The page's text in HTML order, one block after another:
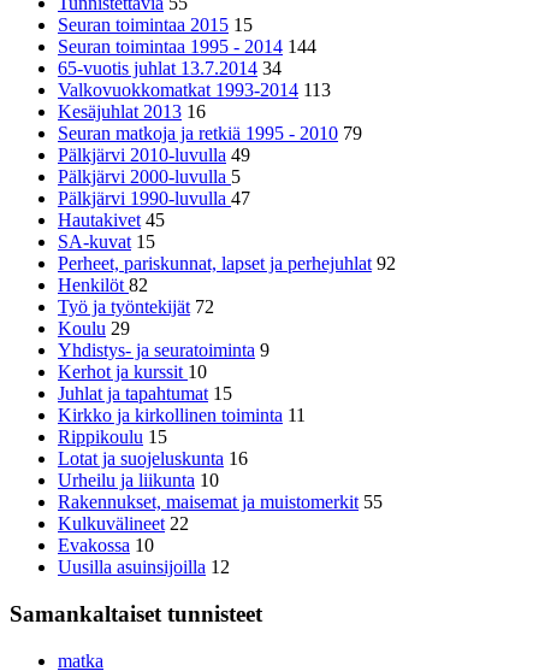
Seuran toimintaa 2015 15
Seuran toimintaa 1995 - 2014 144
65-vuotis juhlat 13.7.2014 34
Valkovuokkomatkat 1993-2014 113
Kesäjuhlat 2013 16
Seuran matkoja ja retkiä 1995 - 2010 79
Pälkjärvi 2010-luvulla 49
Pälkjärvi 2000-luvulla 5
Pälkjärvi 1990-luvulla 47
Hautakivet 45
SA-kuvat 15
Perheet, pariskunnat, lapset ja perhejuhlat 92
Henkilöt82
Työ ja työntekijät 72
Koulu 29
Yhdistys- ja seuratoiminta 9
Kerhot ja kurssit 10
Juhlat ja tapahtumat 15
Kirkko ja kirkollinen toiminta 11
Rippikoulu 15
Lotat ja suojeluskunta 16
Urheilu ja liikunta 10
Rakennukset, maisemat ja muistomerkit 55
Kulkuvälineet 22
Evakossa 10
Uusilla asuinsijoilla 12
Samankaltaiset tunnisteet
matka